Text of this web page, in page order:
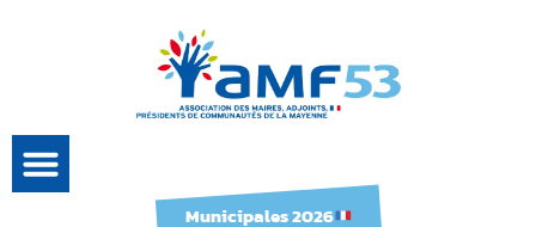
Municipales 2026